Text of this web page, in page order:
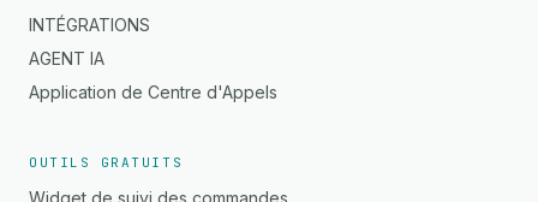
INTÉGRATIONS
AGENT IA
Application de Centre d'Appels
OUTILS GRATUITS
Widget de suivi des commandes